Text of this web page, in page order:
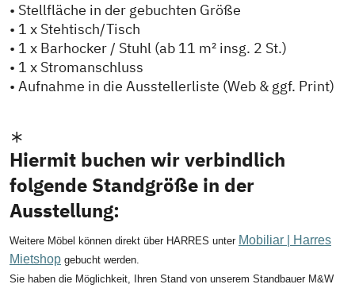
• Stellfläche in der gebuchten Größe
• 1 x Stehtisch/Tisch
• 1 x Barhocker / Stuhl (ab 11 m² insg. 2 St.)
• 1 x Stromanschluss
• Aufnahme in die Ausstellerliste (Web & ggf. Print)
Hiermit buchen wir verbindlich
folgende Standgröße in der
Ausstellung:
Weitere Möbel können direkt über HARRES unter Mobiliar | Harres
Mietshop gebucht werden.
Sie haben die Möglichkeit, Ihren Stand von unserem Standbauer M&W